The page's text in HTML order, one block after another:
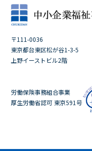
〒111-0036
東京都台東区松が谷1-3-5
上野イーストビル2階
労働保険事務組合事業
厚生労働省認可 東京591号